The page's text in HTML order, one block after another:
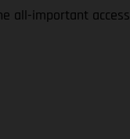
important